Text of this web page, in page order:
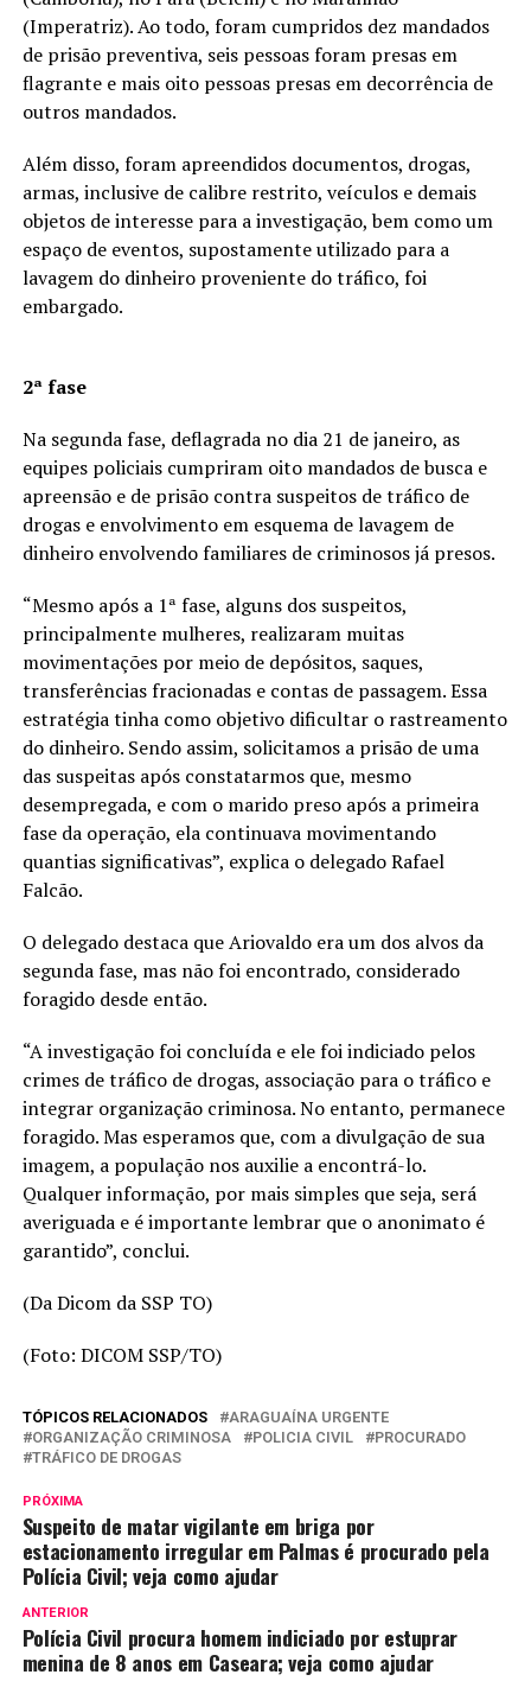
(Imperatriz). Ao todo, foram cumpridos dez mandados
de prisão preventiva, seis pessoas foram presas em
flagrante e mais oito pessoas presas em decorrência de
outros mandados.
Além disso, foram apreendidos documentos, drogas,
armas, inclusive de calibre restrito, veículos e demais
objetos de interesse para a investigação, bem como um
espaço de eventos, supostamente utilizado para a
lavagem do dinheiro proveniente do tráfico, foi
embargado.
2ª fase
Na segunda fase, deflagrada no dia 21 de janeiro, as
equipes policiais cumpriram oito mandados de busca e
apreensão e de prisão contra suspeitos de tráfico de
drogas e envolvimento em esquema de lavagem de
dinheiro envolvendo familiares de criminosos já presos.
“Mesmo após a 1ª fase, alguns dos suspeitos,
principalmente mulheres, realizaram muitas
movimentações por meio de depósitos, saques,
transferências fracionadas e contas de passagem. Essa
estratégia tinha como objetivo dificultar o rastreamento
do dinheiro. Sendo assim, solicitamos a prisão de uma
das suspeitas após constatarmos que, mesmo
desempregada, e com o marido preso após a primeira
fase da operação, ela continuava movimentando
quantias significativas”, explica o delegado Rafael
Falcão.
O delegado destaca que Ariovaldo era um dos alvos da
segunda fase, mas não foi encontrado, considerado
foragido desde então.
“A investigação foi concluída e ele foi indiciado pelos
crimes de tráfico de drogas, associação para o tráfico e
integrar organização criminosa. No entanto, permanece
foragido. Mas esperamos que, com a divulgação de sua
imagem, a população nos auxilie a encontrá-lo.
Qualquer informação, por mais simples que seja, será
averiguada e é importante lembrar que o anonimato é
garantido”, conclui.
(Da Dicom da SSP TO)
(Foto: DICOM SSP/TO)
TÓPICOS RELACIONADOS
ARAGUAÍNA URGENTE
ORGANIZAÇÃO CRIMINOSA
POLICIA CIVIL
PROCURADO
TRÁFICO DE DROGAS
PRÓXIMA
Suspeito de matar vigilante em briga por
estacionamento irregular em Palmas é procurado pela
Polícia Civil; veja como ajudar
ANTERIOR
Polícia Civil procura homem indiciado por estuprar
menina de 8 anos em Caseara; veja como ajudar